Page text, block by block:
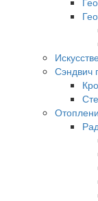
Сэндвич